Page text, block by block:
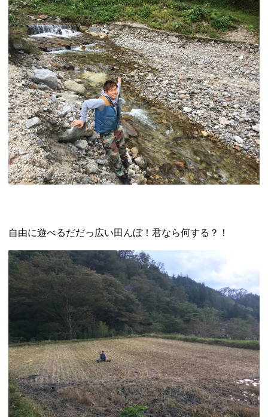
自由に遊べるだだっ広い田んぼ！君なら何する？！